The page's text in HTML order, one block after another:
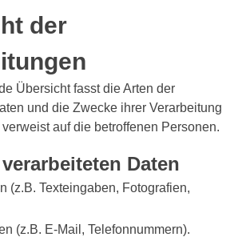
der
Übersicht fasst die Arten der
und die Zwecke ihrer Verarbeitung
auf die betroffenen Personen.
Daten
(z.B. Texteingaben, Fotografien,
(z.B. E-Mail, Telefonnummern).